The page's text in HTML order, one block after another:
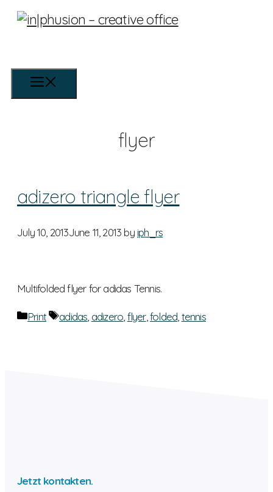
Skip
flyer
adizero triangle flyer
July 10, 2013June 11, 2013 byiph_rs
Multifolded flyer for adidas Tennis.
Categories
Print Tags
adidas adizero flyer,folded tennis
Jetzt kontakten.